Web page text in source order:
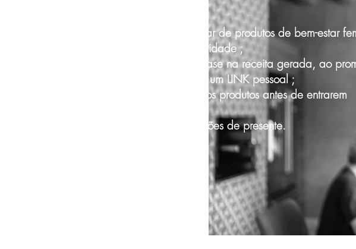
Entrega regular de produtos de bem-estar
de alta qualidade ;
Renda com base na receita gerada, ao
produtos com um LINK pessoal ;
Acesso a novos produtos antes de entrarem
Brindes e cartões de presente.